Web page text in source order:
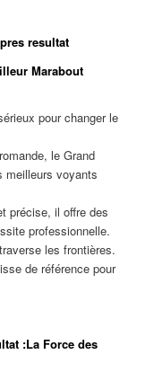
resultat
Marabout
pour changer le
le Grand
meilleurs voyants
précise, il offre des
professionnelle.
les frontières.
de référence pour
:La Force des